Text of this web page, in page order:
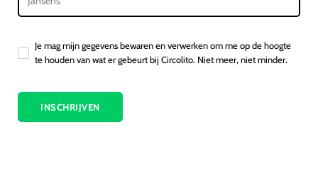
Je mag mijn gegevens bewaren en verwerken om me op de hoogte
te houden van wat er gebeurt bij Circolito. Niet meer, niet minder.
INSCHRIJVEN